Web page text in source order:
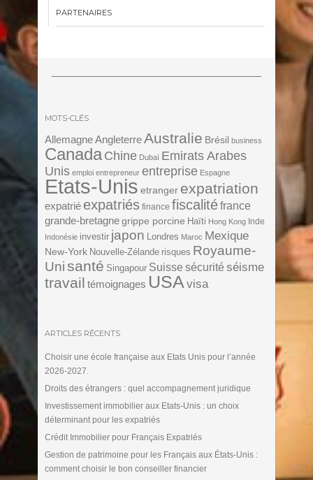
PARTENAIRES
MOTS-CLÉS
Allemagne AngleterreAustralie Brésil business
Canada Chine Dubaï Emirats Arabes
Unis emploi entrepreneur entreprise Espagne
Etats-Unis etranger expatriation
expatrié expatriés finance fiscalitéfrance
grande-bretagne grippe porcine Haïti Hong Kong Inde
Indonésie investir japon Londres Maroc Mexique
New-York Nouvelle-Zélande risques Royaume-
Unisanté Singapour Suisse sécurité séisme
travail témoignages USAvisa
ARTICLES RÉCENTS
Choisir une école française aux Etats Unis pour l’année
2026-2027.
Droits des étrangers : quel accompagnement juridique
Investissement immobilier aux Etats-Unis : un choix
déterminant pour les expatriés
Crédit Immobilier pour Français Expatriés
Gestion de patrimoine pour les Français aux États-Unis :
comment choisir le bon conseiller financier